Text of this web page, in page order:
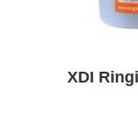
XDI